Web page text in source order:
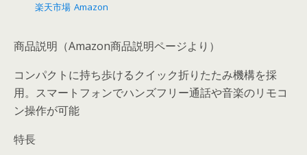
楽天市場 Amazon
商品説明 （Amazon商品説明ページより）
コンパクトに持ち歩けるクイック折りたたみ機構を採
用。スマートフォンでハンズフリー通話や音楽のリモコ
ン操作が可能
特長